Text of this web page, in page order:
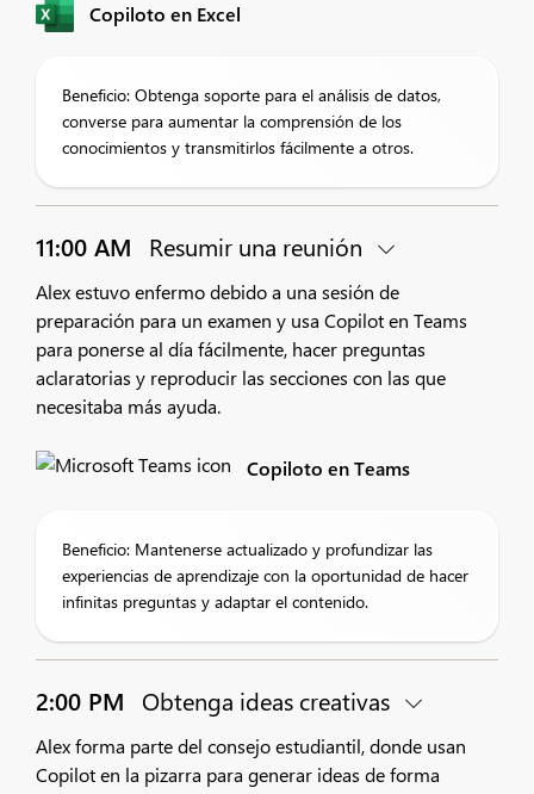
Copiloto en Excel
Beneficio: Obtenga soporte para el análisis de datos,
converse para aumentar la comprensión de los
conocimientos y transmitirlos fácilmente a otros.
11:00 AM Resumir una reunión
Alex estuvo enfermo debido a una sesión de
preparación para un examen y usa Copilot en Teams
para ponerse al día fácilmente, hacer preguntas
aclaratorias y reproducir las secciones con las que
necesitaba más ayuda.
Copiloto en Teams
Beneficio: Mantenerse actualizado y profundizar las
experiencias de aprendizaje con la oportunidad de hacer
infinitas preguntas y adaptar el contenido.
2:00 PM Obtenga ideas creativas
Alex forma parte del consejo estudiantil, donde usan
Copilot en la pizarra para generar ideas de forma